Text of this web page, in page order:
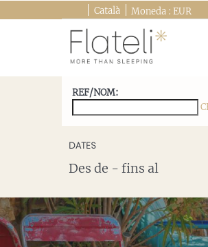
Català Moneda : EUR
REF/NOM:
DATES